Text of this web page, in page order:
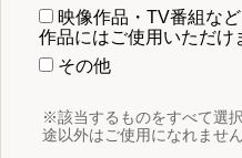
映像作品・TV番組な
作品にはご使用いただけ
その他
※該当するものをすべて選
途以外はご使用になれません